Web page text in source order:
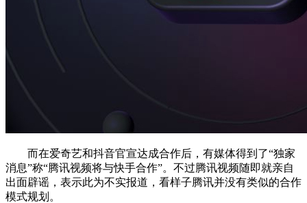
而在爱奇艺和抖音官宣达成合作后，有媒体得到了“独家
消息”称“腾讯视频将与快手合作”。不过腾讯视频随即就亲自
出面辟谣，表示此为不实报道，看样子腾讯并没有类似的合作
模式规划。